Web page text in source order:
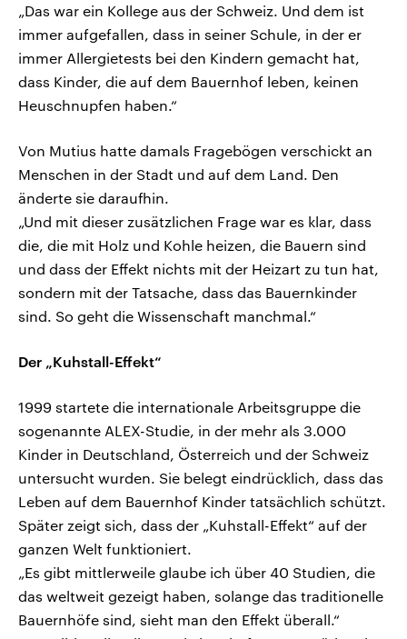
„Das war ein Kollege aus der Schweiz. Und dem ist
immer aufgefallen, dass in seiner Schule, in der er
immer Allergietests bei den Kindern gemacht hat,
dass Kinder, die auf dem Bauernhof leben, keinen
Heuschnupfen haben.“
Von Mutius hatte damals Fragebögen verschickt an
Menschen in der Stadt und auf dem Land. Den
änderte sie daraufhin.
„Und mit dieser zusätzlichen Frage war es klar, dass
die, die mit Holz und Kohle heizen, die Bauern sind
und dass der Effekt nichts mit der Heizart zu tun hat,
sondern mit der Tatsache, dass das Bauernkinder
sind. So geht die Wissenschaft manchmal.“
Der „Kuhstall-Effekt“
1999 startete die internationale Arbeitsgruppe die
sogenannte ALEX-Studie, in der mehr als 3.000
Kinder in Deutschland, Österreich und der Schweiz
untersucht wurden. Sie belegt eindrücklich, dass das
Leben auf dem Bauernhof Kinder tatsächlich schützt.
Später zeigt sich, dass der „Kuhstall-Effekt“ auf der
ganzen Welt funktioniert.
„Es gibt mittlerweile glaube ich über 40 Studien, die
das weltweit gezeigt haben, solange das traditionelle
Bauernhöfe sind, sieht man den Effekt überall.“